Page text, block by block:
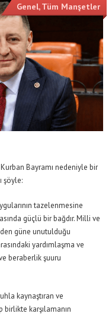
Genel,Tüm Manşetler
Bayramı nedeniyle bir
şöyle:
tazelenmesine
güçlü bir bağdır. Milli ve
güne unutulduğu
yardımlaşma ve
beraberlik şuuru
kaynaştıran ve
birlikte karşılamanın